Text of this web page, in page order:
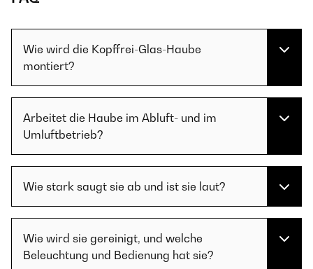
Wie wird die Kopffrei-Glas-Haube
montiert?
Arbeitet die Haube im Abluft- und im
Umluftbetrieb?
Wie stark saugt sie ab und ist sie laut?
Wie wird sie gereinigt, und welche
Beleuchtung und Bedienung hat sie?